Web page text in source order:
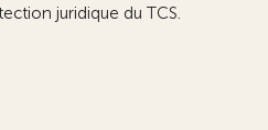
juridique du TCS.